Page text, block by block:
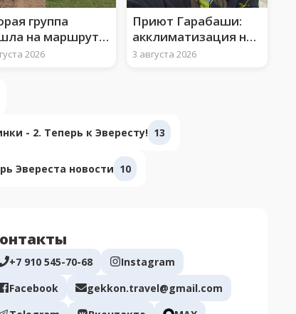
группа
на маршрут к
Арарата
2026
Приют Гарабаши:
акклиматизация на
3850 м и ледово-
3 августа 2026
- 2. Теперь к Эвересту! 13
Эвереста новости 10
+7 910 545-70-68
Instagram
Facebook
gekkon.travel@gmail.com